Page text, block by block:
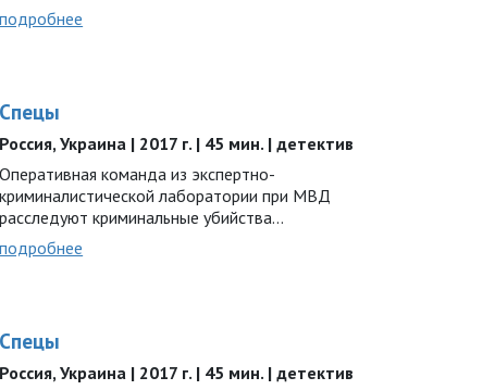
подробнее
Спецы
Россия, Украина | 2017 г. | 45 мин. | детектив
Оперативная команда из экспертно-
криминалистической лаборатории при МВД
расследуют криминальные убийства…
подробнее
Спецы
Россия, Украина | 2017 г. | 45 мин. | детектив